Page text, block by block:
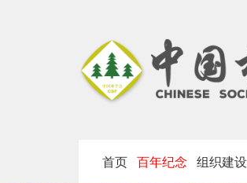
首页 百年纪念 组织建设